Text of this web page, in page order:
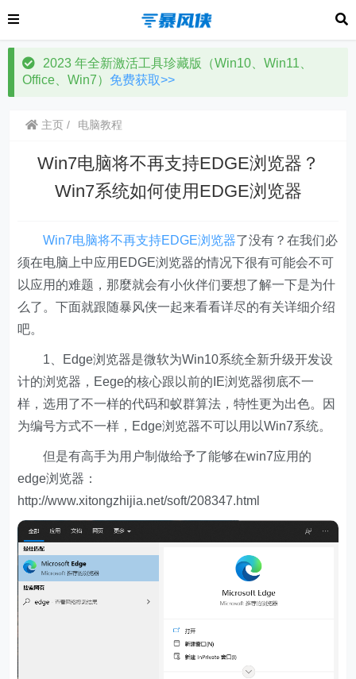
2023 年全新激活工具珍藏版（Win10、Win11、
Office、Win7） 免费获取>>
主页 电脑教程
Win7电脑将不再支持EDGE浏览器？
Win7系统如何使用EDGE浏览器
Win7电脑将不再支持EDGE浏览器了没有？在我们必
须在电脑上中应用EDGE浏览器的情况下很有可能会不可
以应用的难题，那麼就会有小伙伴们要想了解一下是为什
么了。下面就跟随暴风侠一起来看看详尽的有关详细介绍
吧。
1、Edge浏览器是微软为Win10系统全新升级开发设
计的浏览器，Eege的核心跟以前的IE浏览器彻底不一
样，选用了不一样的代码和蚁群算法，特性更为出色。因
为编号方式不一样，Edge浏览器不可以用以Win7系统。
但是有高手为用户制做给予了能够在win7应用的
edge浏览器：
http://www.xitongzhijia.net/soft/208347.html